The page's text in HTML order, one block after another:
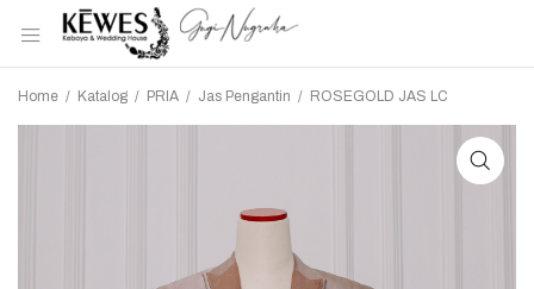
Home / Katalog / PRIA / Jas Pengantin / ROSEGOLD JAS LC